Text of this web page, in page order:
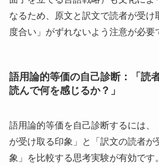
なるため、原文と訳文で読者が受け
度合い」がずれないよう注意が必要
語用論的等価の自己診断：「読
読んで何を感じるか？」
語用論的等価を自己診断するには、
が受け取る印象」と「訳文の読者が
象」を比較する思考実験が有効です。